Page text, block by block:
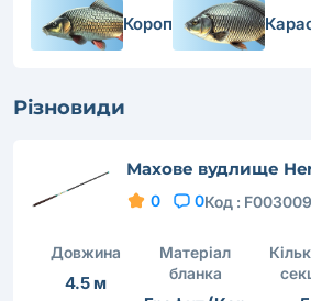
Короп
Різновиди
Махове вудлище
0 0Код :
Довжина
4.5 м
Матеріал
бланка